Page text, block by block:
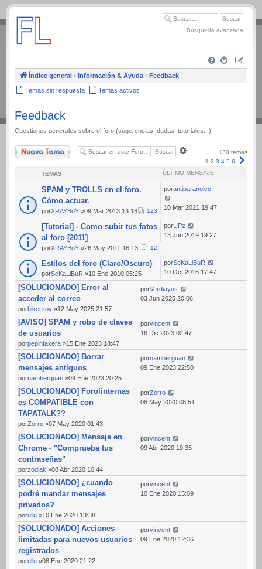
.
Búsqueda avanzada
Índice general ‹ Información & Ayuda ‹ Feedback
Temas sin respuesta Temas activos
Feedback
Cuestiones generales sobre el foro (sugerencias, dudas, tutoriales...)
Nuevo Tema
avanzada
130 temas
1 2 3 4 5 6
TEMAS ÚLTIMO MENSAJE
SPAM y TROLLS en el foro.
Cómo actuar.
porXRAYBoY »09 Mar 2013 13:18 123
porantiparanoico
10 Mar 2021 19:47
[Tutorial] - Como subir tus fotos
al foro [2011]
porXRAYBoY »26 May 2011 16:13 12
porUPz
13 Jun 2019 19:27
Estilos del foro (Claro/Oscuro)
porScKaLiBuR »10 Ene 2010 05:25
porScKaLiBuR
10 Oct 2016 17:47
[SOLUCIONADO] Error al
acceder al correo
porbikersoy »12 May 2025 21:57
porVerdiayos
03 Jun 2025 20:06
[AVISO] SPAM y robo de claves
de usuarios
porpepinfaxera »15 Ene 2023 18:47
porvincent
16 Dic 2023 02:47
[SOLUCIONADO] Borrar
mensajes antiguos
pornamberguan »09 Ene 2023 20:25
pornamberguan
09 Ene 2023 22:50
[SOLUCIONADO] Forolinternas
es COMPATIBLE con
TAPATALK??
porZorro »07 May 2020 01:43
porZorro
08 May 2020 08:51
[SOLUCIONADO] Mensaje en
Chrome - "Comprueba tus
contraseñas"
porzodiak »08 Abr 2020 10:44
porvincent
09 Abr 2020 10:35
[SOLUCIONADO] ¿cuando
podré mandar mensajes
privados?
porullu »10 Ene 2020 13:38
porvincent
10 Ene 2020 15:09
[SOLUCIONADO] Acciones
limitadas para nuevos usuarios
registrados
porullu »08 Ene 2020 21:22
porvincent
09 Ene 2020 12:36